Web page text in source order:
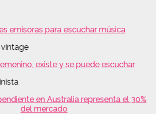
emisoras para escuchar música
existe y se puede escuchar
en Australia representa el 30%
del mercado